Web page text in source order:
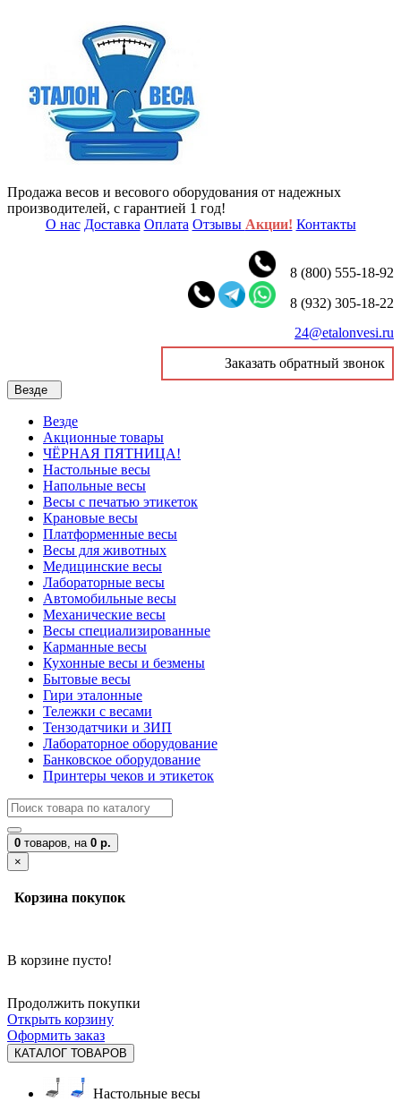
Продажа весов и весового оборудования от надежных
производителей, с гарантией 1 год!
О нас Доставка Оплата Отзывы Акции! Контакты
8 (800) 555-18-92
8 (932) 305-18-22
24@etalonvesi.ru
Заказать обратный звонок
Везде
Везде
Акционные товары
ЧЁРНАЯ ПЯТНИЦА!
Настольные весы
Напольные весы
Весы с печатью этикеток
Крановые весы
Платформенные весы
Весы для животных
Медицинские весы
Лабораторные весы
Автомобильные весы
Механические весы
Весы специализированные
Карманные весы
Кухонные весы и безмены
Бытовые весы
Гири эталонные
Тележки с весами
Тензодатчики и ЗИП
Лабораторное оборудование
Банковское оборудование
Принтеры чеков и этикеток
0 товаров, на 0 р.
×
Корзина покупок
В корзине пусто!
Продолжить покупки
Открыть корзину
Оформить заказ
КАТАЛОГ ТОВАРОВ
Настольные весы